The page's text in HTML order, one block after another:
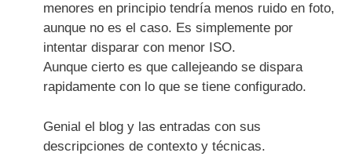
menores en principio tendría menos ruido en foto,
aunque no es el caso. Es simplemente por
intentar disparar con menor ISO.
Aunque cierto es que callejeando se dispara
rapidamente con lo que se tiene configurado.
Genial el blog y las entradas con sus
descripciones de contexto y técnicas.